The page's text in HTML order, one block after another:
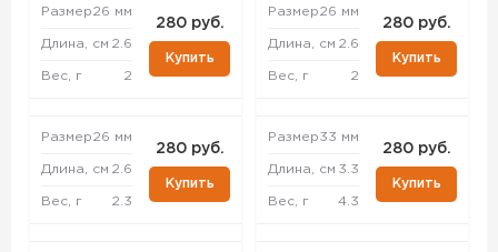
Размер26 мм
Длина, см 2.6
Вес, г 2
280 руб.
Купить
Размер26 мм
Длина, см 2.6
Вес, г 2.3
280 руб.
Купить
Размер26 мм
Длина, см 2.6
Вес, г 2
280 руб.
Купить
Размер33 мм
Длина, см 3.3
Вес, г 4.3
280 руб.
Купить